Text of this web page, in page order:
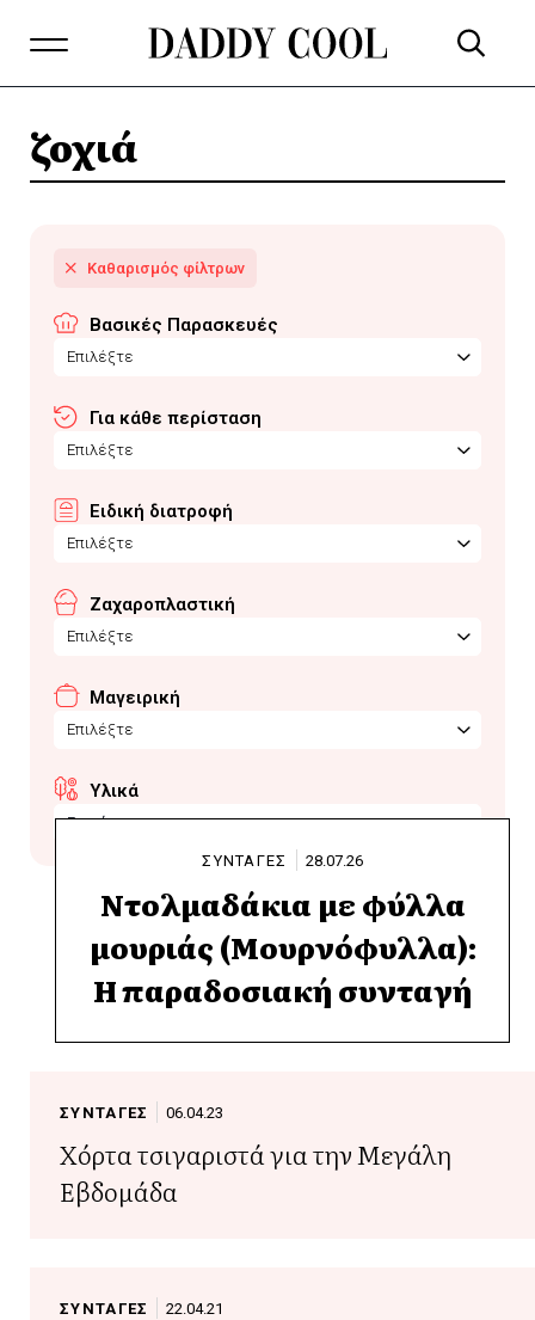
ζοχιά
Βασικές Παρασκευές
Επιλέξτε
Για κάθε περίσταση
Επιλέξτε
Ειδική διατροφή
Επιλέξτε
Ζαχαροπλαστική
Επιλέξτε
Μαγειρική
Επιλέξτε
Υλικά
ζοχιά
ΣΥΝΤΑΓΕΣ 28.07.26
Ντολμαδάκια με φύλλα
μουριάς (Μουρνόφυλλα):
Η παραδοσιακή συνταγή
ΣΥΝΤΑΓΕΣ 06.04.23
Χόρτα τσιγαριστά για την Μεγάλη
Εβδομάδα
ΣΥΝΤΑΓΕΣ 22.04.21